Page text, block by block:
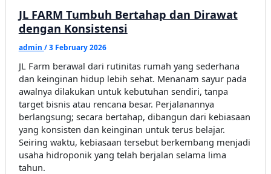
JL FARM Tumbuh Bertahap dan Dirawat
dengan Konsistensi
admin /3 February 2026
JL Farm berawal dari rutinitas rumah yang sederhana
dan keinginan hidup lebih sehat. Menanam sayur pada
awalnya dilakukan untuk kebutuhan sendiri, tanpa
target bisnis atau rencana besar. Perjalanannya
berlangsung; secara bertahap, dibangun dari kebiasaan
yang konsisten dan keinginan untuk terus belajar.
Seiring waktu, kebiasaan tersebut berkembang menjadi
usaha hidroponik yang telah berjalan selama lima
tahun.